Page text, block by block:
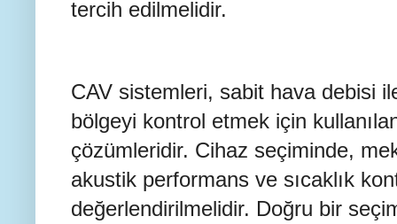
tercih edilmelidir.
CAV sistemleri, sabit hava debisi
bölgeyi kontrol etmek için
çözümleridir. Cihaz seçiminde,
akustik performans ve sıcaklık
değerlendirilmelidir. Doğru bir